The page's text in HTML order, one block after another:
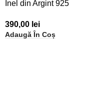
Inel din Argint 925
390,00 lei
Adaugă În Coș